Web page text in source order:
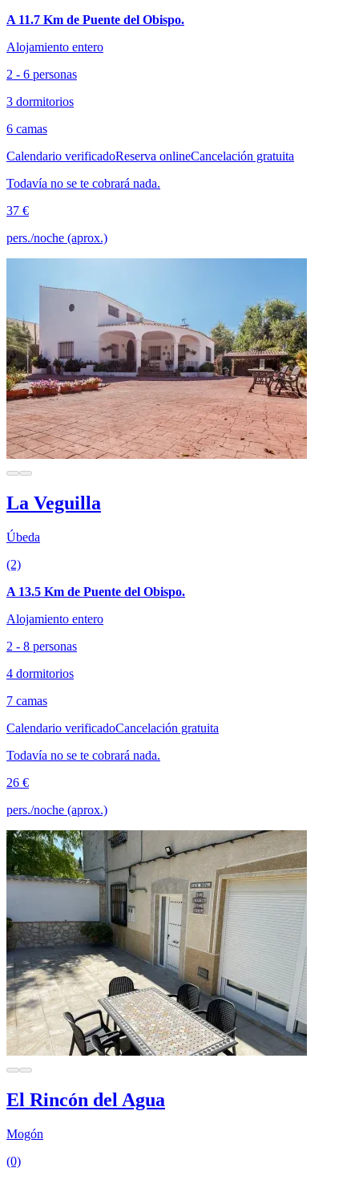
A 11.7 Km de Puente del Obispo.
Alojamiento entero
2 - 6 personas
3 dormitorios
6 camas
Calendario verificadoReserva onlineCancelación gratuita
Todavía no se te cobrará nada.
37 €
pers./noche (aprox.)
La Veguilla
Úbeda
(2)
A 13.5 Km de Puente del Obispo.
Alojamiento entero
2 - 8 personas
4 dormitorios
7 camas
Calendario verificadoCancelación gratuita
Todavía no se te cobrará nada.
26 €
pers./noche (aprox.)
El Rincón del Agua
Mogón
(0)